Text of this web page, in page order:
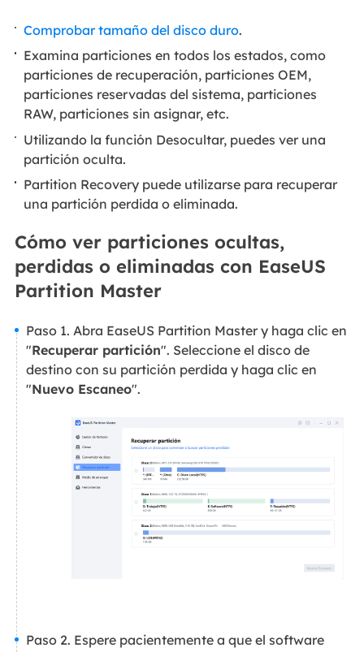
Comprobar tamaño del disco duro.
Examina particiones en todos los estados, como
particiones de recuperación, particiones OEM,
particiones reservadas del sistema, particiones
RAW, particiones sin asignar, etc.
Utilizando la función Desocultar, puedes ver una
partición oculta.
Partition Recovery puede utilizarse para recuperar
una partición perdida o eliminada.
Cómo ver particiones ocultas,
perdidas o eliminadas con EaseUS
Partition Master
Paso 1. Abra EaseUS Partition Master y haga clic en
"Recuperar partición". Seleccione el disco de
destino con su partición perdida y haga clic en
"Nuevo Escaneo".
Paso 2. Espere pacientemente a que el software